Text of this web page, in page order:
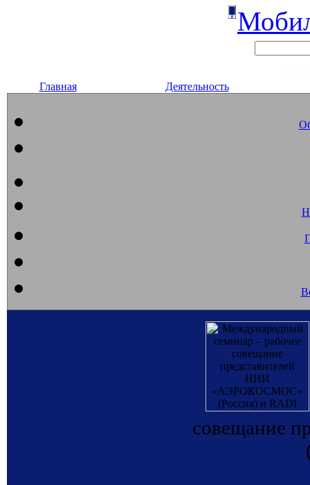
Главная Деятельность
совещание